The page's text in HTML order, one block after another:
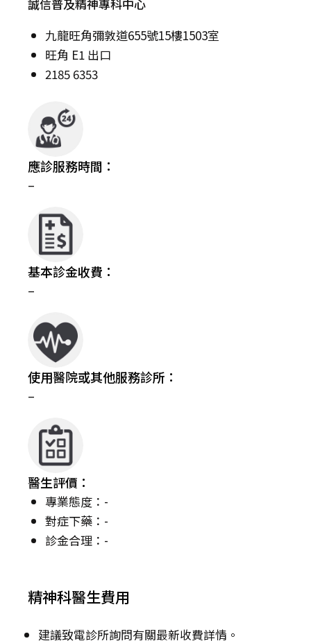
誠信普及精神專科中心
九龍旺角彌敦道655號15樓1503室
旺角 E1 出口
2185 6353
應診服務時間：
–
基本診金收費：
–
使用醫院或其他服務診所：
–
醫生評價：
專業態度：-
對症下藥：-
診金合理：-
精神科醫生費用
建議致電診所詢問有關最新收費詳情。